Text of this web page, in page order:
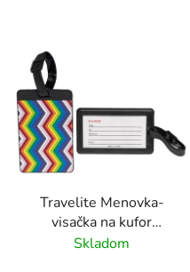
Travelite Menovka-
visačka na kufor
Multicolor Waves
Skladom